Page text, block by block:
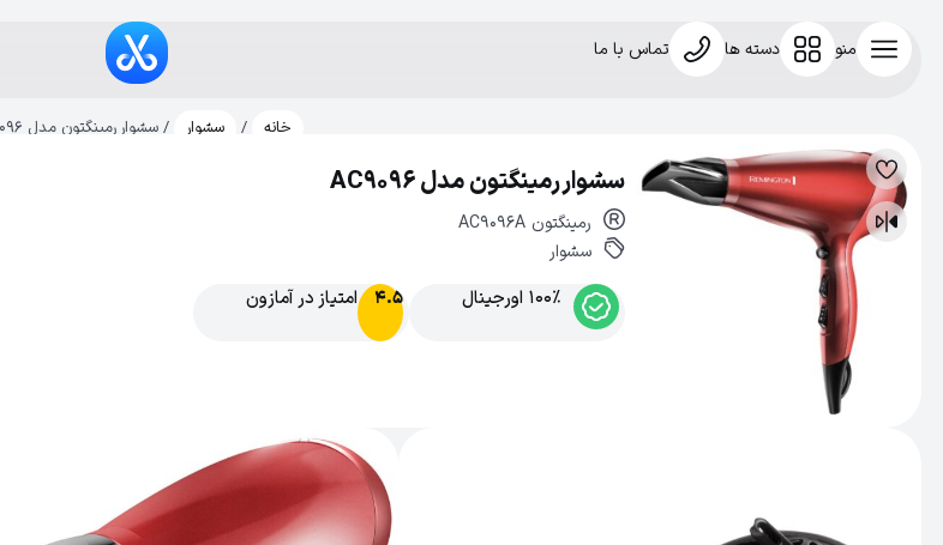
منو دسته ها تماس با ما
خانه / سشوار / سشوار رمینگتون مدل AC9096
لیست
علاقه‌مندی
مقایسه
سشوار رمینگتون مدل AC9096
رمینگتون AC9096A
سشوار
100% اورجینال 4.5 امتیاز در آمازون